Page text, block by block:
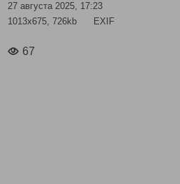
27 августа 2025, 17:23
1013x675, 726kb
EXIF
67